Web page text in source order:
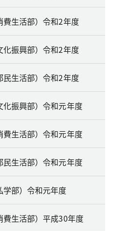
生活部）令和2年度
振興部）令和2年度
生活部）令和2年度
振興部）令和元年度
生活部）令和元年度
生活部）令和元年度
部）令和元年度
生活部）平成30年度